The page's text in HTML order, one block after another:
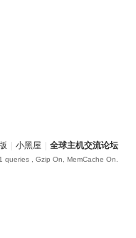
小黑屋 全球主机交流论坛
, Gzip On, MemCache On.